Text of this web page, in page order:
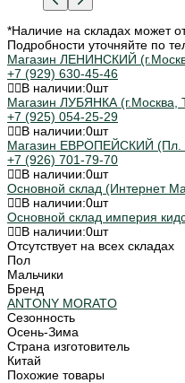
*Наличие на складах может
Подробности уточняйте по
Магазин ЛЕНИНСКИЙ
+7 (929) 630-45-46
В наличии:0шт
Магазин ЛУБЯНКА (г.Москва,
+7 (925) 054-25-29
В наличии:0шт
Магазин ЕВРОПЕЙСКИЙ (Пл.
+7 (926) 701-79-70
В наличии:0шт
Основной склад (Интернет
В наличии:0шт
Основной склад империя
В наличии:0шт
Отсутствует на всех складах
Пол
Мальчики
Бренд
ANTONY MORATO
Сезонность
Осень-Зима
Страна изготовитель
Китай
Похожие товары